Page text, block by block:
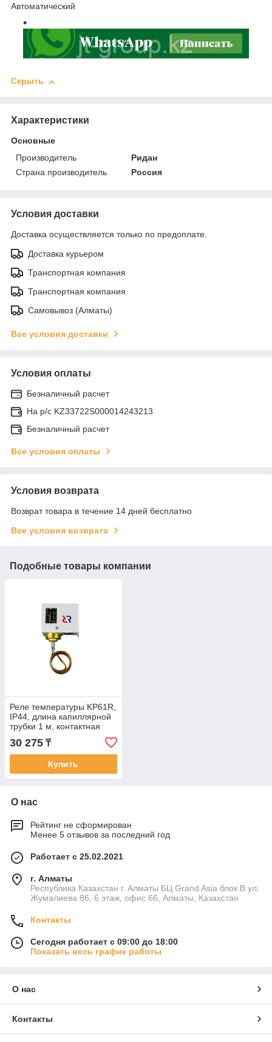
Автоматический
Скрыть
Характеристики
Основные
Производитель
Ридан
Страна производитель
Россия
Условия доставки
Доставка осуществляется только по предоплате.
Доставка курьером
Транспортная компания
Транспортная компания
Самовывоз (Алматы)
Все условия доставки
Условия оплаты
Безналичный расчет
На р/c KZ33722S000014243213
Безналичный расчет
Все условия оплаты
Условия возврата
Возврат товара в течение 14 дней бесплатно
Все условия возврата
Подобные товары компании
Реле температуры KP61R,
IP44, длина капиллярной
трубки 1 м, контактная
30 275 ₸
Купить
О нас
Рейтинг не сформирован
Менее 5 отзывов за последний год
Работает с 25.02.2021
г. Алматы
Республика Казахстан г. Алматы БЦ Grand Asia блок B ул.
Жумалиева 86, 6 этаж, офис 66, Алматы, Казахстан
Контакты
Сегодня работает с 09:00 до 18:00
Показать весь график работы
О нас
Контакты